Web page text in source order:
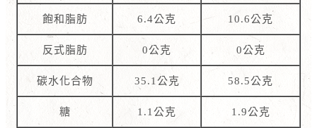
飽和脂肪 6.4公克 10.6公克
反式脂肪 0公克 0公克
碳水化合物 35.1公克 58.5公克
糖 1.1公克 1.9公克